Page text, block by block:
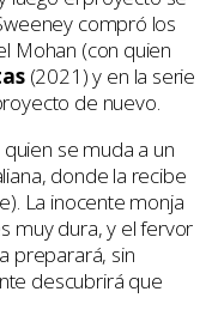
compró los
Mohan (con quien
(2021) y en la serie
de nuevo.
se muda a un
donde la recibe
La inocente monja
muy dura, y el fervor
preparará, sin
descubrirá que